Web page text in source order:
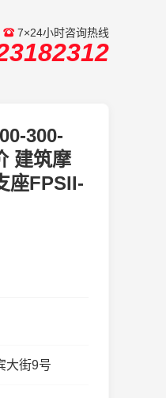
7×24小时咨询热线
300-
建筑摩
座FPSII-
大街9号